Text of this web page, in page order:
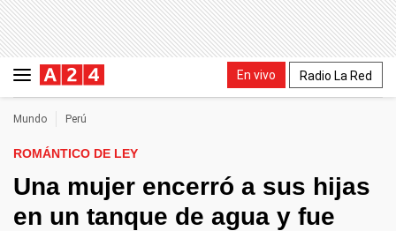
En vivo Radio La Red
Mundo Perú
ROMÁNTICO DE LEY
Una mujer encerró a sus hijas
en un tanque de agua y fue